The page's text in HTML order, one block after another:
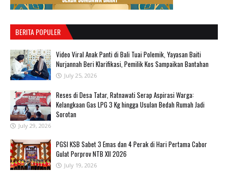
BERITA POPULER
‎Video Viral Anak Panti di Bali Tuai Polemik, Yayasan Baiti
Nurjannah Beri Klarifikasi, Pemilik Kos Sampaikan Bantahan ‎
July 25, 2026
Reses di Desa Tatar, Ratnawati Serap Aspirasi Warga:
Kelangkaan Gas LPG 3 Kg hingga Usulan Bedah Rumah Jadi
Sorotan
July 29, 2026
PGSI KSB Sabet 3 Emas dan 4 Perak di Hari Pertama Cabor
Gulat Porprov NTB XII 2026 ‎
July 19, 2026